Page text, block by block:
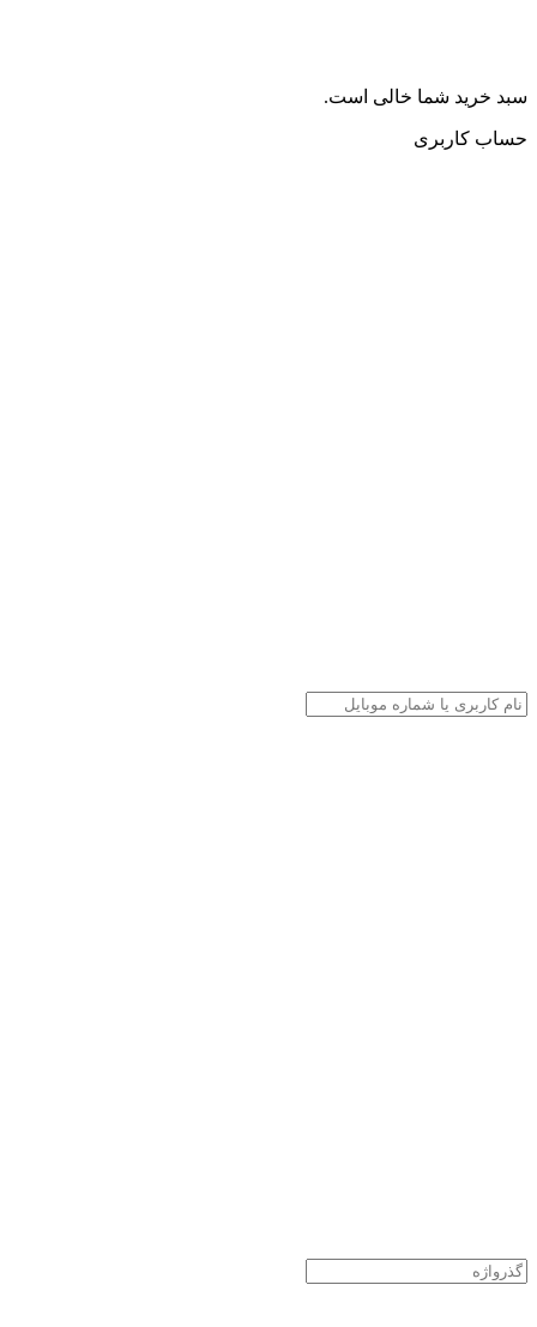
سبد خرید شما خالی است.
حساب کاربری